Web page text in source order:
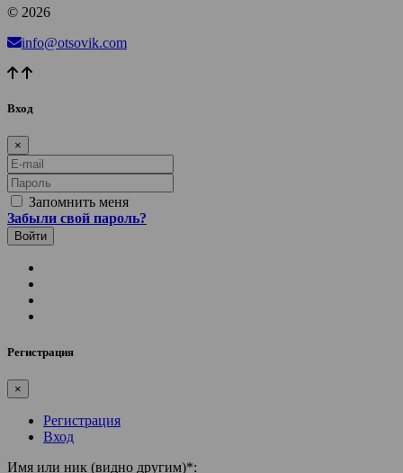
© 2026
info@otsovik.com
Вход
×
E-mail
Пароль
Запомнить меня
Забыли свой пароль?
Регистрация
×
Регистрация
Вход
Имя или ник (видно другим)*: